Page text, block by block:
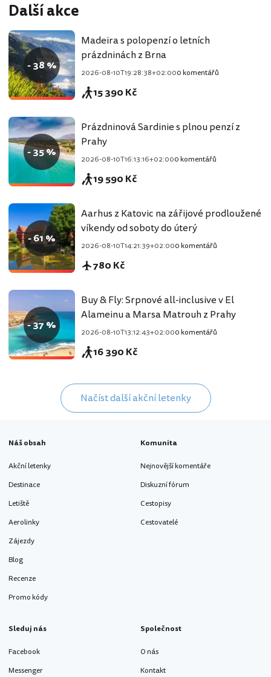
Další akce
- 38 %
Madeira s polopenzí o letních
prázdninách z Brna
2026-08-10T19:28:38+02:000 komentářů
15 390 Kč
- 35 %
Prázdninová Sardinie s plnou penzí z
Prahy
2026-08-10T16:13:16+02:000 komentářů
19 590 Kč
- 61 %
Aarhus z Katovic na zářijové prodloužené
víkendy od soboty do úterý
2026-08-10T14:21:39+02:000 komentářů
780 Kč
- 37 %
Buy & Fly: Srpnové all-inclusive v El
Alameinu a Marsa Matrouh z Prahy
2026-08-10T13:12:43+02:000 komentářů
16 390 Kč
Načíst další akční letenky
Náš obsah
Akční letenky
Destinace
Letiště
Aerolinky
Zájezdy
Blog
Recenze
Promo kódy
Komunita
Nejnovější komentáře
Diskuzní fórum
Cestopisy
Cestovatelé
Sleduj nás
Facebook
Messenger
Společnost
O nás
Kontakt